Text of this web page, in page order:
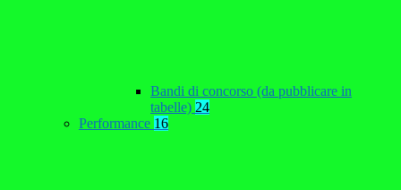
Bandi di concorso (da pubblicare in
tabelle) 24
Performance 16